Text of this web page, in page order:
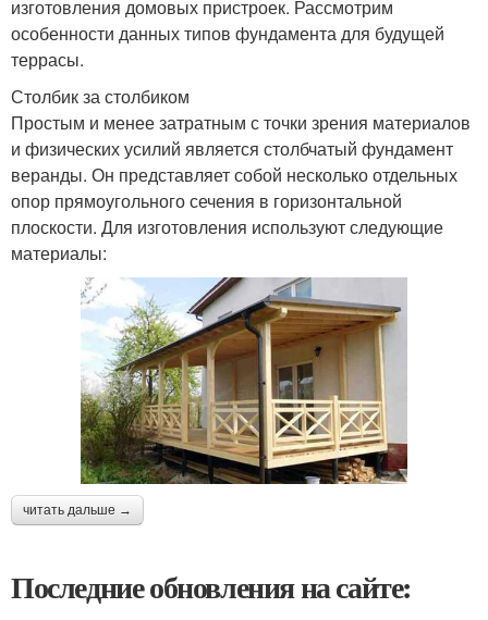
изготовления домовых пристроек. Рассмотрим
особенности данных типов фундамента для будущей
террасы.
Столбик за столбиком
Простым и менее затратным с точки зрения материалов
и физических усилий является столбчатый фундамент
веранды. Он представляет собой несколько отдельных
опор прямоугольного сечения в горизонтальной
плоскости. Для изготовления используют следующие
материалы:
читать дальше →
Последние обновления на сайте: